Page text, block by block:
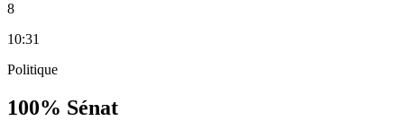
8
10:31
Politique
100% Sénat